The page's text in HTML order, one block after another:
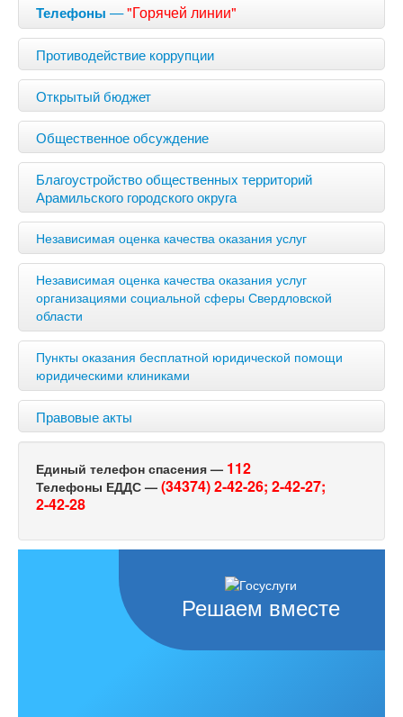
Телефоны —"Горячей линии"
Противодействие коррупции
Открытый бюджет
Общественное обсуждение
Благоустройство общественных территорий
Арамильского городского округа
Независимая оценка качества оказания услуг
Независимая оценка качества оказания услуг
организациями социальной сферы Свердловской
области
Пункты оказания бесплатной юридической помощи
юридическими клиниками
Правовые акты
Единый телефон спасения — 112
Телефоны ЕДДС — (34374) 2-42-26; 2-42-27;
2-42-28
Решаем вместе